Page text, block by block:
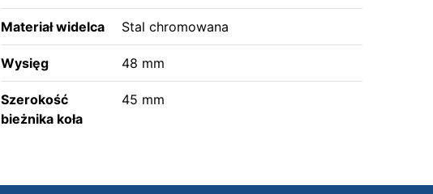
Materiał widelca Stal chromowana
Wysięg 48 mm
Szerokość
bieżnika koła
45 mm